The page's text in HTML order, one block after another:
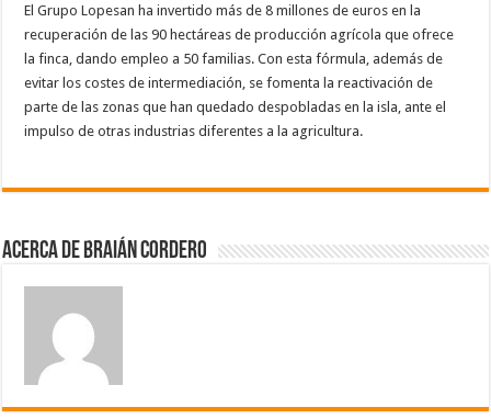
El Grupo Lopesan ha invertido más de 8 millones de euros en la
recuperación de las 90 hectáreas de producción agrícola que ofrece
la finca, dando empleo a 50 familias. Con esta fórmula, además de
evitar los costes de intermediación, se fomenta la reactivación de
parte de las zonas que han quedado despobladas en la isla, ante el
impulso de otras industrias diferentes a la agricultura.
Acerca de Braián Cordero